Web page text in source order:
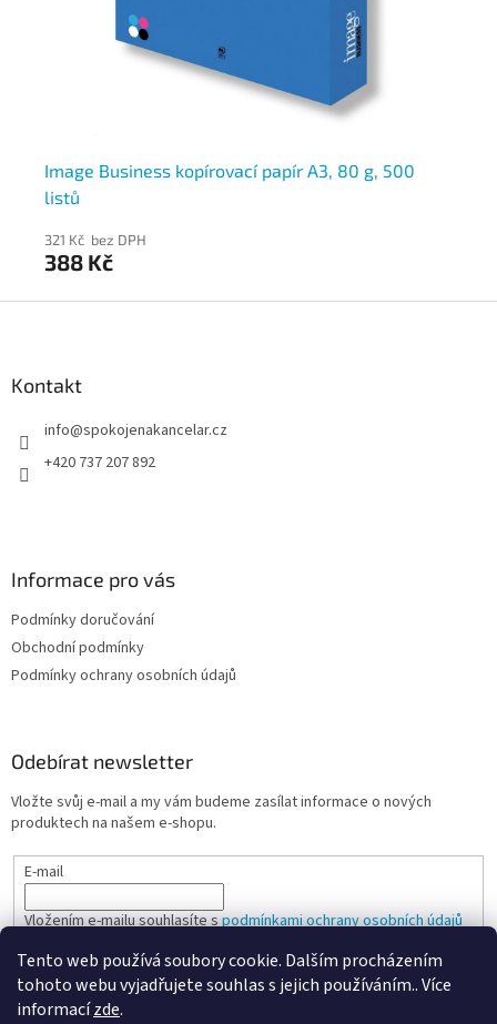
Tento web používá soubory cookie. Dalším procházením
tohoto webu vyjadřujete souhlas s jejich používáním.. Více
informacízde.
Image Business kopírovací papír A3, 80 g, 500
listů
321 Kč bez DPH
388 Kč
Kontakt
info@spokojenakancelar.cz
+420 737 207 892
Informace pro vás
Podmínky doručování
Obchodní podmínky
Podmínky ochrany osobních údajů
Odebírat newsletter
Vložte svůj e-mail a my vám budeme zasílat informace o nových
produktech na našem e-shopu.
E-mail
Vložením e-mailu souhlasíte spodmínkami ochrany osobních údajů
PŘIHLÁSIT SE